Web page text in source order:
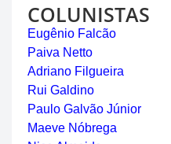
COLUNISTAS
Eugênio Falcão
Paiva Netto
Adriano Filgueira
Rui Galdino
Paulo Galvão Júnior
Maeve Nóbrega